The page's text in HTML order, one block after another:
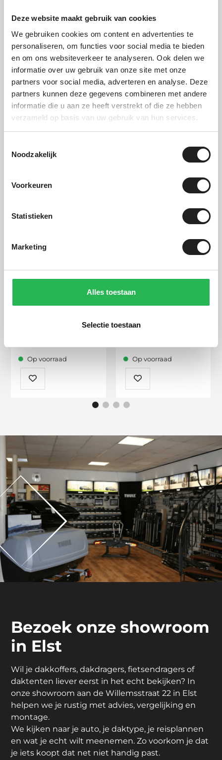
Deze website maakt gebruik van cookies
We gebruiken cookies om content en advertenties te
personaliseren, om functies voor social media te bieden
en om ons websiteverkeer te analyseren. Ook delen we
informatie over uw gebruik van onze site met onze
partners voor social media, adverteren en analyse. Deze
partners kunnen deze gegevens combineren met andere
informatie die u aan ze heeft verstrekt of die ze hebben
verzameld op basis van uw gebruik van hun services.
Noodzakelijk
Voorkeuren
Statistieken
Marketing
Alles toestaan
Selectie toestaan
Anthracite
319,00
Vanaf489,00
Niet op voorraad
Recent bekeken
Op voorraad
Schoonmaak
Op voorraad
Bezoek onze showroom
in Elst
Wil je dakkoffers, dakdragers, fietsendragers of
daktenten liever eerst in het echt bekijken? In
onze showroom aan de Willemsstraat 22 in Elst
helpen we je rustig met advies, vergelijking en
montage.
We kijken naar je auto, je daktype, je reisplannen
en wat je echt wilt meenemen. Zo voorkom je dat
je iets koopt dat net niet handig past.